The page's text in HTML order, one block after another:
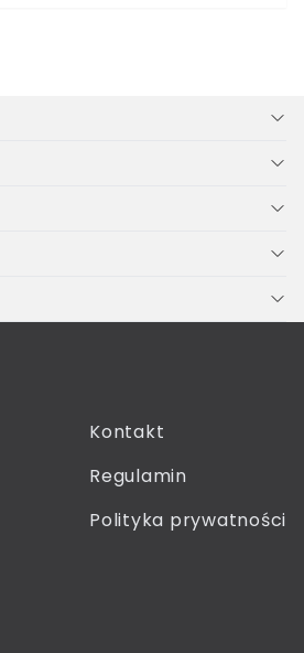
Kontakt
Regulamin
Polityka prywatności